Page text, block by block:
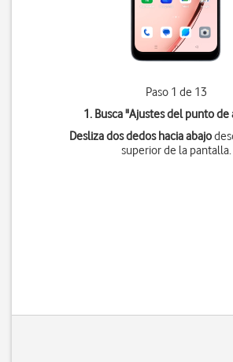
Paso 1 de 13
1. Busca "Ajustes del punto de
Desliza dos dedos hacia abajo
superior de la pantalla.